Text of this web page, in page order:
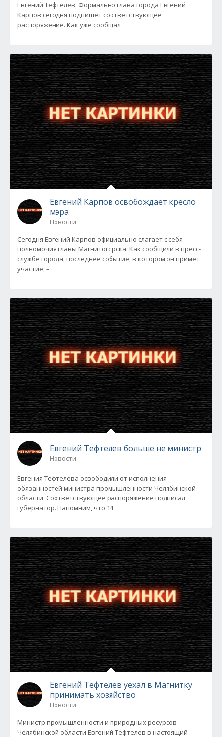
Евгений Тефтелев. Формально глава города Евгений
Карпов сегодня подпишет соответствующее
распоряжение. Как уже сообщал
Евгений Карпов освобождает кресло
мэра
Новости
Сегодня Евгений Карпов официально слагает с себя
полномочия главы Магнитогорска. Как сообщили в пресс-
службе города, последнее событие, в котором он примет
участие, –
Евгений Тефтелев больше не министр
Новости
Евгения Тефтелева освободили от исполнения
обязанностей министра промышленности Челябинской
области. Соответствующее распоряжение подписал
губернатор. Напомним, что 14
Евгений Тефтелев уехал в Магнитку
принимать хозяйство
Новости
Министр промышленности и природных ресурсов
Челябинской области Евгений Тефтелев в настоящий